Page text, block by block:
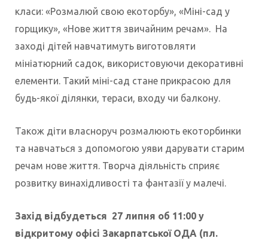
класи: «Розмалюй свою екоторбу», «Міні-сад у
горщику», «Нове життя звичайним речам». На
заході дітей навчатимуть виготовляти
мініатюрний садок, використовуючи декоративні
елементи. Такий міні-сад стане прикрасою для
будь-якої ділянки, тераси, входу чи балкону.
Також діти власноруч розмалюють екоторбинки
та навчаться з допомогою уяви дарувати старим
речам нове життя. Творча діяльність сприяє
розвитку винахідливості та фантазії у малечі.
Захід відбудеться 27 липня об 11:00 у
відкритому офісі Закарпатської ОДА (пл.